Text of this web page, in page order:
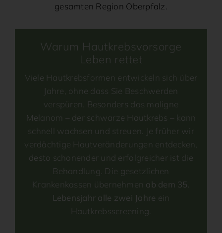
gesamten Region Oberpfalz.
Warum Hautkrebsvorsorge
Leben rettet
Viele Hautkrebsformen entwickeln sich über
Jahre, ohne dass Sie Beschwerden
verspüren. Besonders das maligne
Melanom – der schwarze Hautkrebs – kann
schnell wachsen und streuen. Je früher wir
verdächtige Hautveränderungen entdecken,
desto schonender und erfolgreicher ist die
Behandlung. Die gesetzlichen
Krankenkassen übernehmen ab dem 35.
Lebensjahr alle zwei Jahre ein
Hautkrebsscreening.